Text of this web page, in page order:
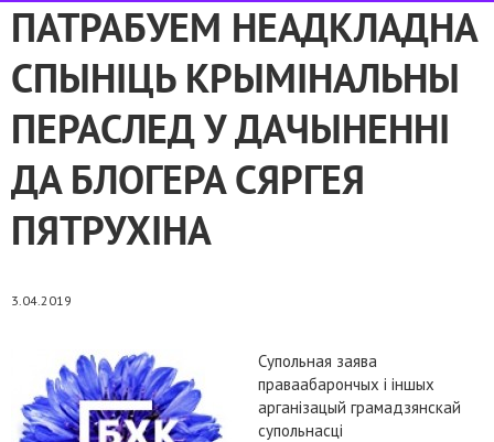
ПАТРАБУЕМ НЕАДКЛАДНА
СПЫНІЦЬ КРЫМІНАЛЬНЫ
ПЕРАСЛЕД У ДАЧЫНЕННІ
ДА БЛОГЕРА СЯРГЕЯ
ПЯТРУХІНА
3.04.2019
Супольная заява
праваабарончых і іншых
арганізацый грамадзянскай
супольнасці